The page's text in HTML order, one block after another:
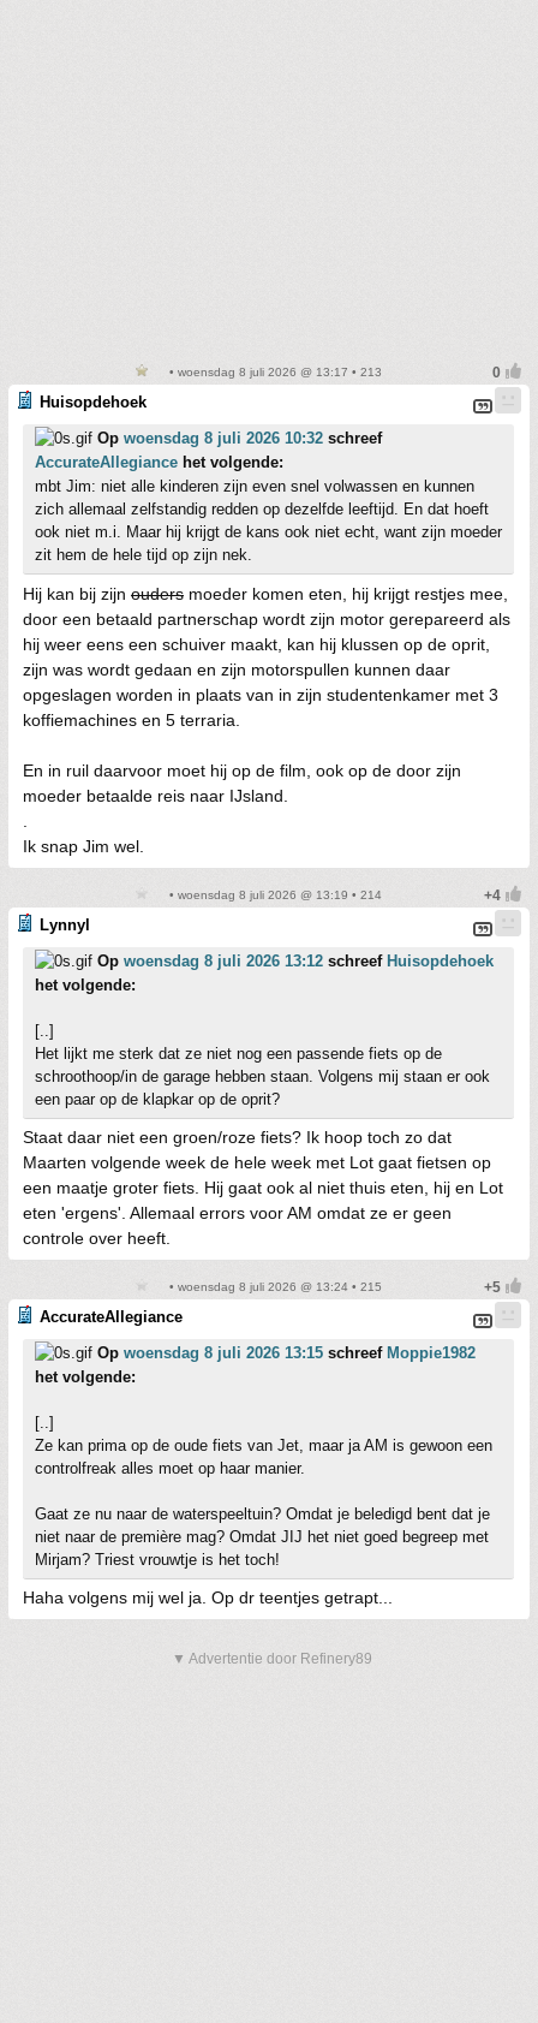
• woensdag 8 juli 2026 @ 13:17 • 213
Huisopdehoek
Op woensdag 8 juli 2026 10:32 schreef
AccurateAllegiance het volgende:
mbt Jim: niet alle kinderen zijn even snel volwassen en kunnen
zich allemaal zelfstandig redden op dezelfde leeftijd. En dat hoeft
ook niet m.i. Maar hij krijgt de kans ook niet echt, want zijn moeder
zit hem de hele tijd op zijn nek.
Hij kan bij zijn ouders moeder komen eten, hij krijgt restjes mee,
door een betaald partnerschap wordt zijn motor gerepareerd als
hij weer eens een schuiver maakt, kan hij klussen op de oprit,
zijn was wordt gedaan en zijn motorspullen kunnen daar
opgeslagen worden in plaats van in zijn studentenkamer met 3
koffiemachines en 5 terraria.
En in ruil daarvoor moet hij op de film, ook op de door zijn
moeder betaalde reis naar IJsland.
Ik snap Jim wel.
• woensdag 8 juli 2026 @ 13:19 • 214
Lynnyl
Op woensdag 8 juli 2026 13:12 schreef Huisopdehoek
het volgende:
[..]
Het lijkt me sterk dat ze niet nog een passende fiets op de
schroothoop/in de garage hebben staan. Volgens mij staan er ook
een paar op de klapkar op de oprit?
Staat daar niet een groen/roze fiets? Ik hoop toch zo dat
Maarten volgende week de hele week met Lot gaat fietsen op
een maatje groter fiets. Hij gaat ook al niet thuis eten, hij en Lot
eten 'ergens'. Allemaal errors voor AM omdat ze er geen
controle over heeft.
• woensdag 8 juli 2026 @ 13:24 • 215
AccurateAllegiance
Op woensdag 8 juli 2026 13:15 schreef Moppie1982
het volgende:
[..]
Ze kan prima op de oude fiets van Jet, maar ja AM is gewoon een
controlfreak alles moet op haar manier.
Gaat ze nu naar de waterspeeltuin? Omdat je beledigd bent dat je
niet naar de première mag? Omdat JIJ het niet goed begreep met
Mirjam? Triest vrouwtje is het toch!
Haha volgens mij wel ja. Op dr teentjes getrapt...
▼ Advertentie door Refinery89